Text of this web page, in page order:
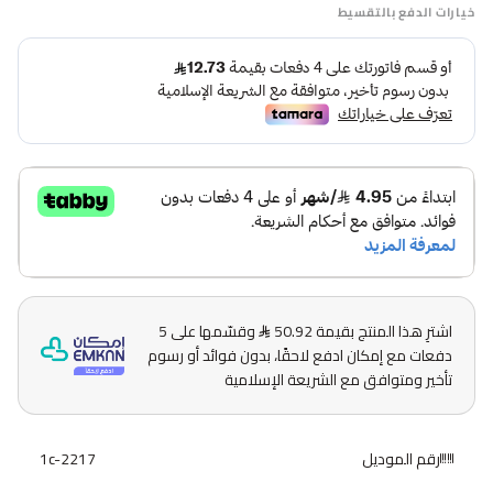
خيارات الدفع بالتقسيط
اشترِ هذا المنتج بقيمة 50.92
وقسّمها على 5
دفعات مع إمكان ادفع لاحقًا، بدون فوائد أو رسوم
تأخير ومتوافق مع الشريعة الإسلامية
رقم الموديل 1c-2217